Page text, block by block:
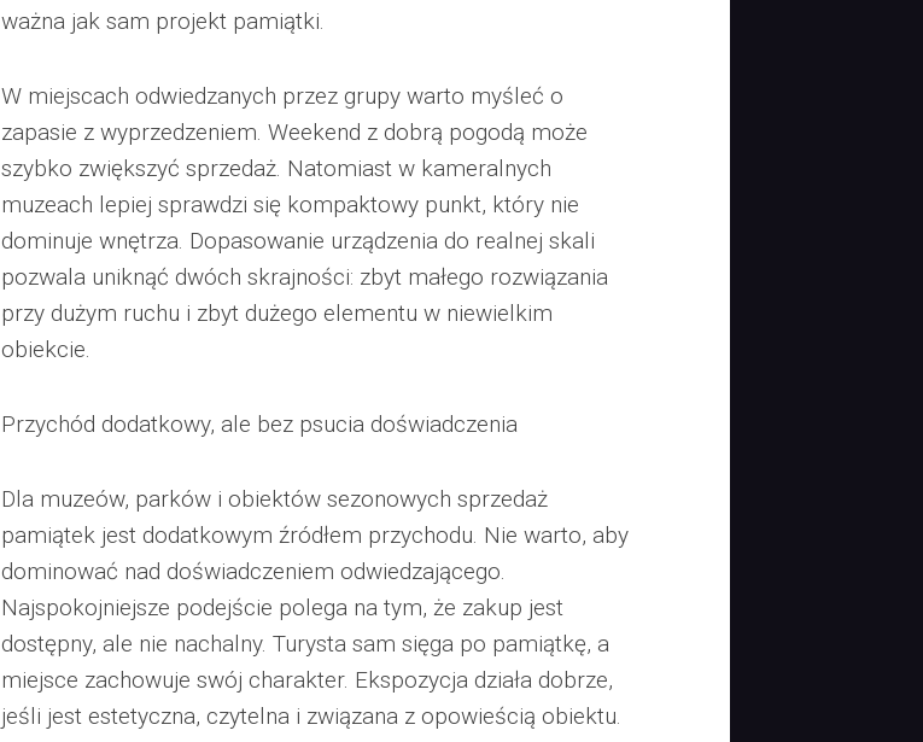
ważna jak sam projekt pamiątki.
W miejscach odwiedzanych przez grupy warto myśleć o
zapasie z wyprzedzeniem. Weekend z dobrą pogodą może
szybko zwiększyć sprzedaż. Natomiast w kameralnych
muzeach lepiej sprawdzi się kompaktowy punkt, który nie
dominuje wnętrza. Dopasowanie urządzenia do realnej skali
pozwala uniknąć dwóch skrajności: zbyt małego rozwiązania
przy dużym ruchu i zbyt dużego elementu w niewielkim
obiekcie.
Przychód dodatkowy, ale bez psucia doświadczenia
Dla muzeów, parków i obiektów sezonowych sprzedaż
pamiątek jest dodatkowym źródłem przychodu. Nie warto, aby
dominować nad doświadczeniem odwiedzającego.
Najspokojniejsze podejście polega na tym, że zakup jest
dostępny, ale nie nachalny. Turysta sam sięga po pamiątkę, a
miejsce zachowuje swój charakter. Ekspozycja działa dobrze,
jeśli jest estetyczna, czytelna i związana z opowieścią obiektu.